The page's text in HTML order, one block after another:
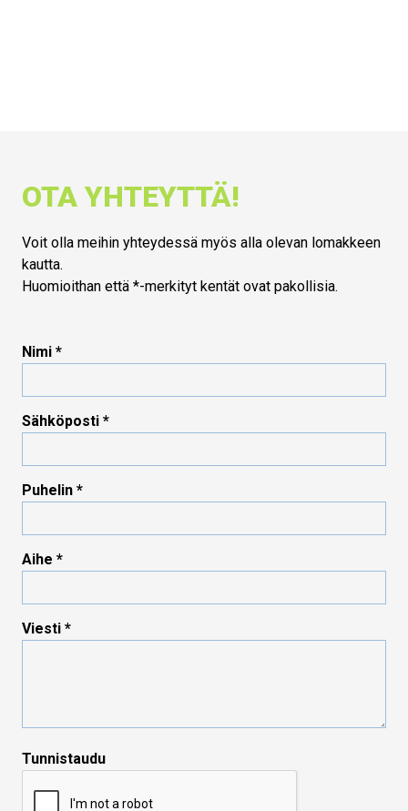
OTA YHTEYTTÄ!
Voit olla meihin yhteydessä myös alla olevan lomakkeen
kautta.
Huomioithan että *-merkityt kentät ovat pakollisia.
Nimi
Sähköposti
Puhelin
Aihe
Viesti
Tunnistaudu